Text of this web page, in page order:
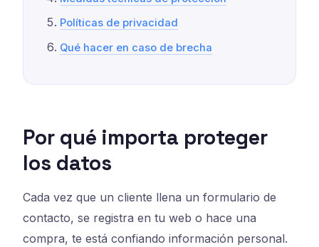
Políticas de privacidad
Qué hacer en caso de brecha
Por qué importa proteger
los datos
Cada vez que un cliente llena un formulario de
contacto, se registra en tu web o hace una
compra, te está confiando información personal.